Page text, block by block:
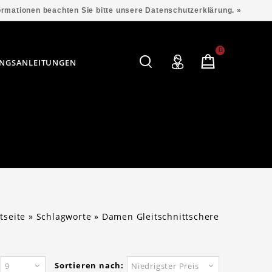
0
» Schlagworte » Damen Gleitschnittschere
Sortieren nach: Niedrigster Preis
9
beachten Sie bitte unsere Datenschutzerklärung. »